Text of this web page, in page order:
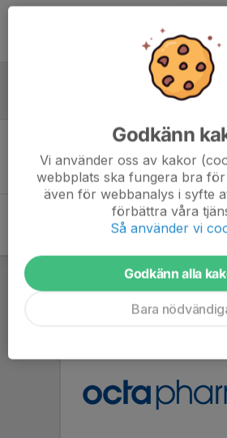
Samling 14:30
Inget skrivet
Godkänn
Vi använder oss av kakor
webbplats ska fungera bra för
även för webbanalys i syfte
förbättra våra
Så använder vi
Godkänn alla
Bara